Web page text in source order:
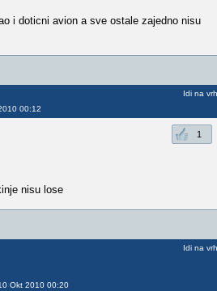
i doticni avion a sve ostale zajedno nisu
00:12
Idi na vrh
1
nisu lose
Okt 2010 00:20
Idi na vrh